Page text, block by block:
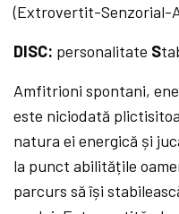
(Extrovertit-Senzorial-
DISC: personalitate S
Amfitrioni spontani,
este niciodată
natura ei energică și
la punct abilitățile
parcurs să își